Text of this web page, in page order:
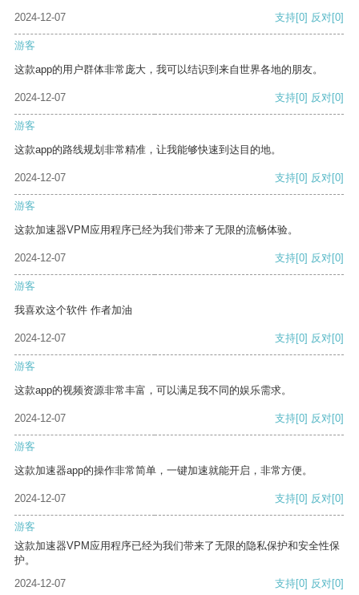
2024-12-07 支持[0] 反对[0]
游客
这款app的用户群体非常庞大，我可以结识到来自世界各地的朋友。
2024-12-07 支持[0] 反对[0]
游客
这款app的路线规划非常精准，让我能够快速到达目的地。
2024-12-07 支持[0] 反对[0]
游客
这款加速器VPM应用程序已经为我们带来了无限的流畅体验。
2024-12-07 支持[0] 反对[0]
游客
我喜欢这个软件 作者加油
2024-12-07 支持[0] 反对[0]
游客
这款app的视频资源非常丰富，可以满足我不同的娱乐需求。
2024-12-07 支持[0] 反对[0]
游客
这款加速器app的操作非常简单，一键加速就能开启，非常方便。
2024-12-07 支持[0] 反对[0]
游客
这款加速器VPM应用程序已经为我们带来了无限的隐私保护和安全性保
护。
2024-12-07
支持[0] 反对[0]